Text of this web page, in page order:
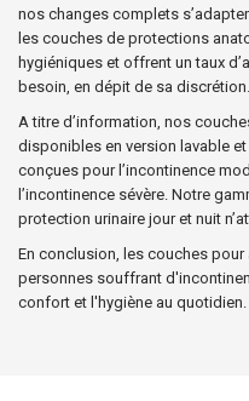
nos changes complets
les couches de protections
hygiéniques et offrent un taux
besoin, en dépit de sa discrétion.
A titre d’information, nos
disponibles en version lavable
conçues pour l’incontinence
l’incontinence sévère. Notre
protection urinaire jour et nuit
En conclusion, les couches
personnes souffrant
confort et l'hygiène au quotidien.